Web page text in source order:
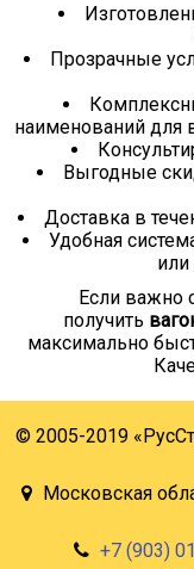
Прозрачные
наименований для
Выгодные
Доставка в
Удобная
или
Если важно
получить
максимально
© 2005-2019
Московская
+7 (903)